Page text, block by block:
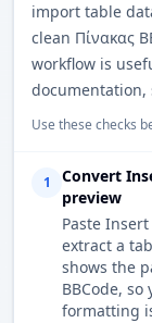
import table
clean Πίνακας
workflow is
documentation,
Use these checks
1
Convert
preview
Paste
extract a
shows the
BBCode,
formatting